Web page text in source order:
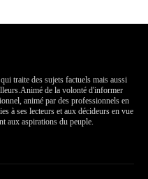
traite des sujets factuels mais aussi
de la volonté d'informer
animé par des professionnels en
à ses lecteurs et aux décideurs en vue
aux aspirations du peuple.